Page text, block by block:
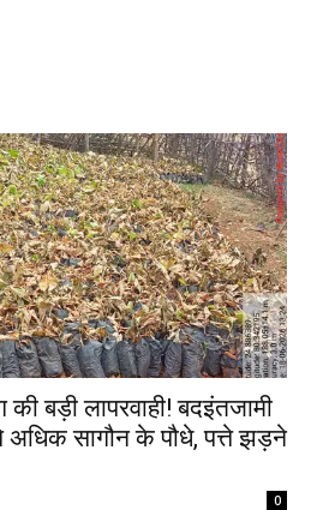
की बड़ी लापरवाही! बदइंतजामी
सागौन के पौधे, पत्ते झड़ने
0